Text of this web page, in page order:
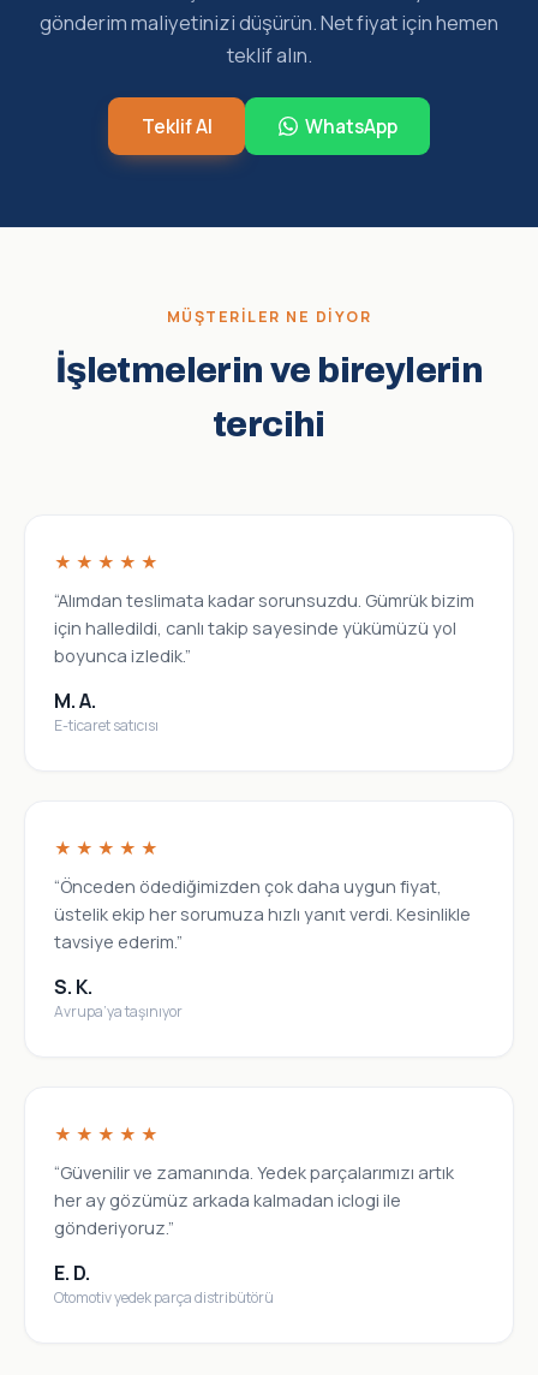
gönderim maliyetinizi düşürün. Net fiyat için hemen
teklif alın.
Teklif Al WhatsApp
MÜŞTERILER NE DIYOR
İşletmelerin ve bireylerin
tercihi
★★★★★
“Alımdan teslimata kadar sorunsuzdu. Gümrük bizim
için halledildi, canlı takip sayesinde yükümüzü yol
boyunca izledik.”
M. A.
E-ticaret satıcısı
★★★★★
“Önceden ödediğimizden çok daha uygun fiyat,
üstelik ekip her sorumuza hızlı yanıt verdi. Kesinlikle
tavsiye ederim.”
S. K.
Avrupa’ya taşınıyor
★★★★★
“Güvenilir ve zamanında. Yedek parçalarımızı artık
her ay gözümüz arkada kalmadan iclogi ile
gönderiyoruz.”
E. D.
Otomotiv yedek parça distribütörü